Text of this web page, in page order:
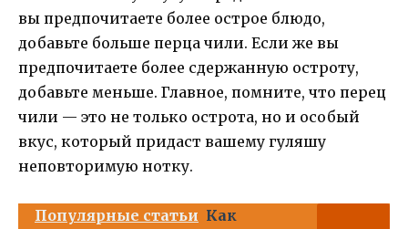
вы предпочитаете более острое блюдо,
добавьте больше перца чили. Если же вы
предпочитаете более сдержанную остроту,
добавьте меньше. Главное, помните, что перец
чили — это не только острота, но и особый
вкус, который придаст вашему гуляшу
неповторимую нотку.
Популярные статьи Как